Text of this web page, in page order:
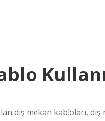
dış mekan kabloları,